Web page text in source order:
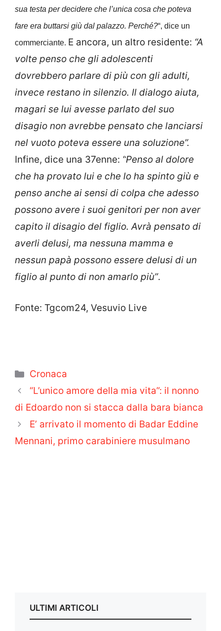
sua testa per decidere che l’unica cosa che poteva
fare era buttarsi giù dal palazzo. Perché?“, dice un
commerciante. E ancora, un altro residente: “A
volte penso che gli adolescenti
dovrebbero parlare di più con gli adulti,
invece restano in silenzio. Il dialogo aiuta,
magari se lui avesse parlato del suo
disagio non avrebbe pensato che lanciarsi
nel vuoto poteva essere una soluzione”.
Infine, dice una 37enne: “Penso al dolore
che ha provato lui e che lo ha spinto giù e
penso anche ai sensi di colpa che adesso
possono avere i suoi genitori per non aver
capito il disagio del figlio. Avrà pensato di
averli delusi, ma nessuna mamma e
nessun papà possono essere delusi di un
figlio al punto di non amarlo più”.
Fonte: Tgcom24, Vesuvio Live
Categorie
Cronaca
“L’unico amore della mia vita”: il nonno
di Edoardo non si stacca dalla bara bianca
E’ arrivato il momento di Badar Eddine
Mennani, primo carabiniere musulmano
ULTIMI ARTICOLI